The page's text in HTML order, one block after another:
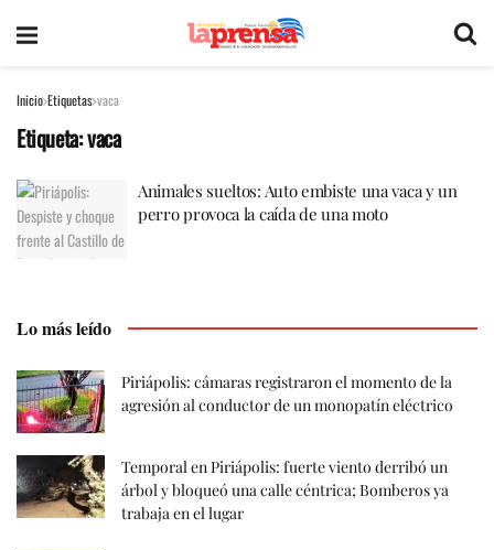
Inicio Etiquetas vaca
Etiqueta:vaca
Animales sueltos: Auto embiste una vaca y un
perro provoca la caída de una moto
Lo más leído
Piriápolis: cámaras registraron el momento de la
agresión al conductor de un monopatín eléctrico
Temporal en Piriápolis: fuerte viento derribó un
árbol y bloqueó una calle céntrica; Bomberos ya
trabaja en el lugar